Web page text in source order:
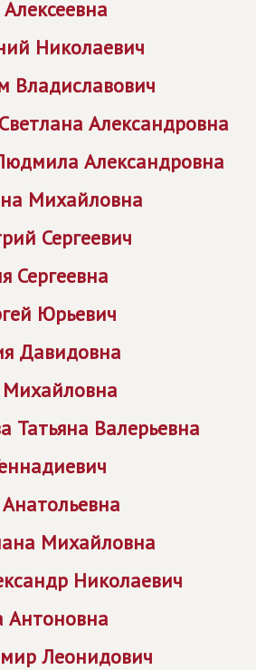
Николаевич
Владиславович
Александровна
Александровна
Михайловна
Сергеевич
Сергеевна
Юрьевич
Давидовна
Татьяна Валерьевна
Михайловна
Николаевич
Антоновна
Леонидович